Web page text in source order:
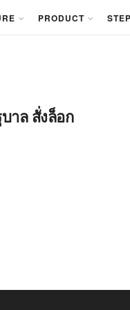
PRODUCT
าล สั่งล็อก